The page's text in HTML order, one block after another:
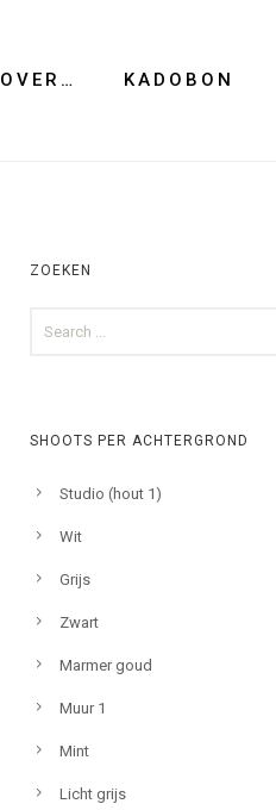
OVER… KADOBON
ZOEKEN
SHOOTS PER ACHTERGROND
Studio (hout 1)
Wit
Grijs
Zwart
Marmer goud
Muur 1
Mint
Licht grijs